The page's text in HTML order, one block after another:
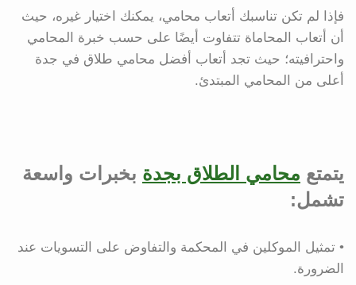
فإذا لم تكن تناسبك أتعاب محامي، يمكنك اختيار غيره، حيث
أن أتعاب المحاماة تتفاوت أيضًا على حسب خبرة المحامي
واحترافيته؛ حيث تجد أتعاب أفضل محامي طلاق في جدة
أعلى من المحامي المبتدئ.
يتمتع محامي الطلاق بجدة بخبرات واسعة
تشمل:
• تمثيل الموكلين في المحكمة والتفاوض على التسويات عند
الضرورة.